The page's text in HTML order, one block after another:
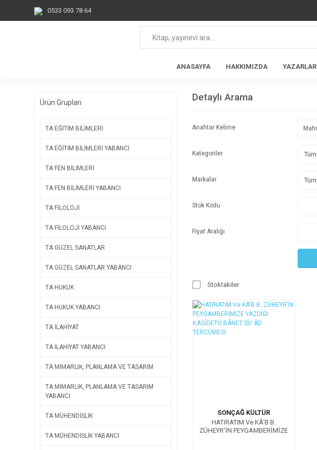
0533 093 78 64
ANASAYFA HAKKIMIZDA YAZARLAR
Ürün Grupları
TA EĞİTİM BİLİMLERİ
TA EĞİTİM BİLİMLERİ YABANCI
TA FEN BİLİMLERİ
TA FEN BİLİMLERİ YABANCI
TA FİLOLOJİ
TA FİLOLOJİ YABANCI
TA GÜZEL SANATLAR
TA GÜZEL SANATLAR YABANCI
TA HUKUK
TA HUKUK YABANCI
TA İLAHİYAT
TA İLAHİYAT YABANCI
TA MİMARLIK, PLANLAMA VE TASARIM
TA MİMARLIK, PLANLAMA VE TASARIM
YABANCI
TA MÜHENDİSLİK
TA MÜHENDİSLİK YABANCI
Detaylı Arama
Anahtar Kelime
Kategoriler
Markalar
Stok Kodu
Fiyat Aralığı
Stoktakiler
SONÇAĞ KÜLTÜR
HATIRATIM Ve KÂ‘B B.
ZÜHEYR’İN PEYGAMBERİMİZE